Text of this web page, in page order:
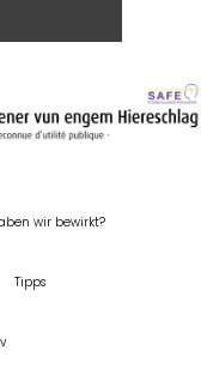
wir bewirkt?
Tipps